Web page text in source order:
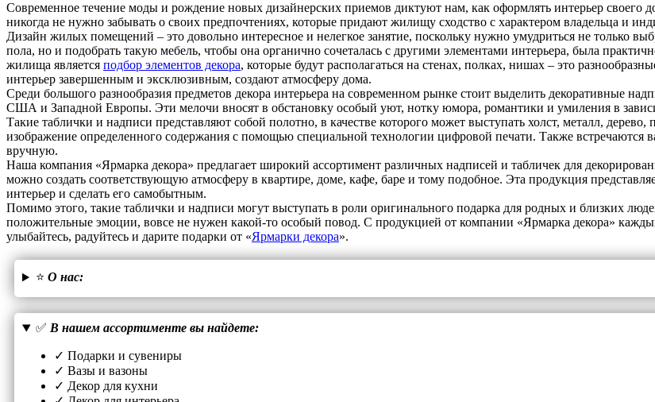
Современное течение моды и рождение новых дизайнерских приемов диктуют нам, как оформлять интерьер своего
никогда не нужно забывать о своих предпочтениях, которые придают жилищу сходство с характером владельца и
Дизайн жилых помещений – это довольно интересное и нелегкое занятие, поскольку нужно умудриться не только
пола, но и подобрать такую мебель, чтобы она органично сочеталась с другими элементами интерьера, была
жилища является подбор элементов декора, которые будут располагаться на стенах, полках, нишах – это
интерьер завершенным и эксклюзивным, создают атмосферу дома.
Среди большого разнообразия предметов декора интерьера на современном рынке стоит выделить декоративные
США и Западной Европы. Эти мелочи вносят в обстановку особый уют, нотку юмора, романтики и умиления в
Такие таблички и надписи представляют собой полотно, в качестве которого может выступать холст, металл,
изображение определенного содержания с помощью специальной технологии цифровой печати. Также
вручную.
Наша компания «Ярмарка декора» предлагает широкий ассортимент различных надписей и табличек для
можно создать соответствующую атмосферу в квартире, доме, кафе, баре и тому подобное. Эта продукция
интерьер и сделать его самобытным.
Помимо этого, такие таблички и надписи могут выступать в роли оригинального подарка для родных и близких
положительные эмоции, вовсе не нужен какой-то особый повод. С продукцией от компании «Ярмарка декора»
улыбайтесь, радуйтесь и дарите подарки от «Ярмарки декора».
⭐ О нас:
✅ В нашем ассортименте вы найдете:
✓ Подарки и сувениры
✓ Вазы и вазоны
✓ Декор для кухни